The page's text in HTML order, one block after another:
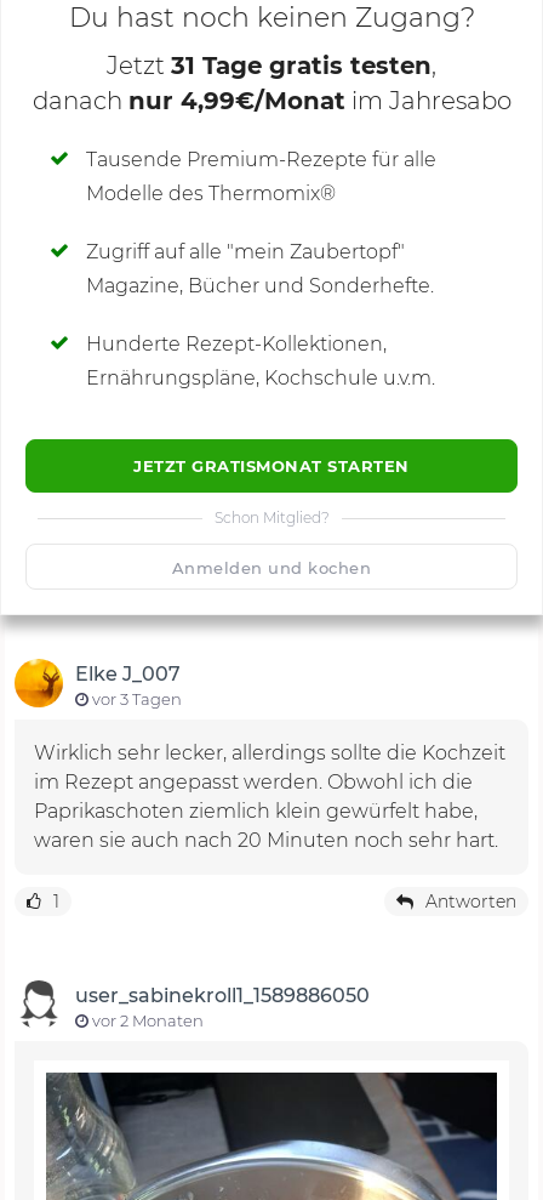
Deine Notizen
Du hast noch keinen Zugang?
Jetzt 31 Tage gratis testen,
danach nur 4,99€/Monat im Jahresabo
Tausende Premium-Rezepte für alle
Modelle des Thermomix®
Zugriff auf alle "mein Zaubertopf"
Magazine, Bücher und Sonderhefte.
Hunderte Rezept-Kollektionen,
Ernährungspläne, Kochschule u.v.m.
JETZT GRATISMONAT STARTEN
Schon Mitglied?
Anmelden und kochen
Kommentare(80)
🙂 Speichern
Elke J_007
vor 3 Tagen
Wirklich sehr lecker, allerdings sollte die Kochzeit
im Rezept angepasst werden. Obwohl ich die
Paprikaschoten ziemlich klein gewürfelt habe,
waren sie auch nach 20 Minuten noch sehr hart.
1 Antworten
user_sabinekroll1_1589886050
vor 2 Monaten